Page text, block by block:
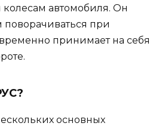
автомобиля. Он
поворачиваться при
принимает на себя
основных